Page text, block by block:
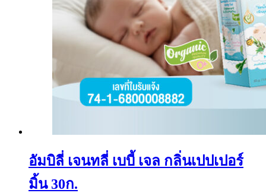
อัมบิลี่ เจนทลี่ เบบี้ เจล กลิ่นเปปเปอร์
มิ้น 30ก.